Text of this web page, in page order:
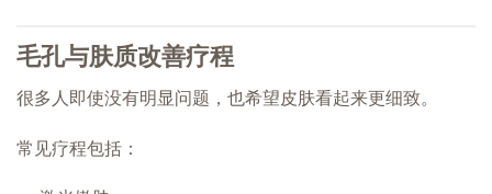
毛孔与肤质改善疗程
很多人即使没有明显问题，也希望皮肤看起来更细致。
常见疗程包括：